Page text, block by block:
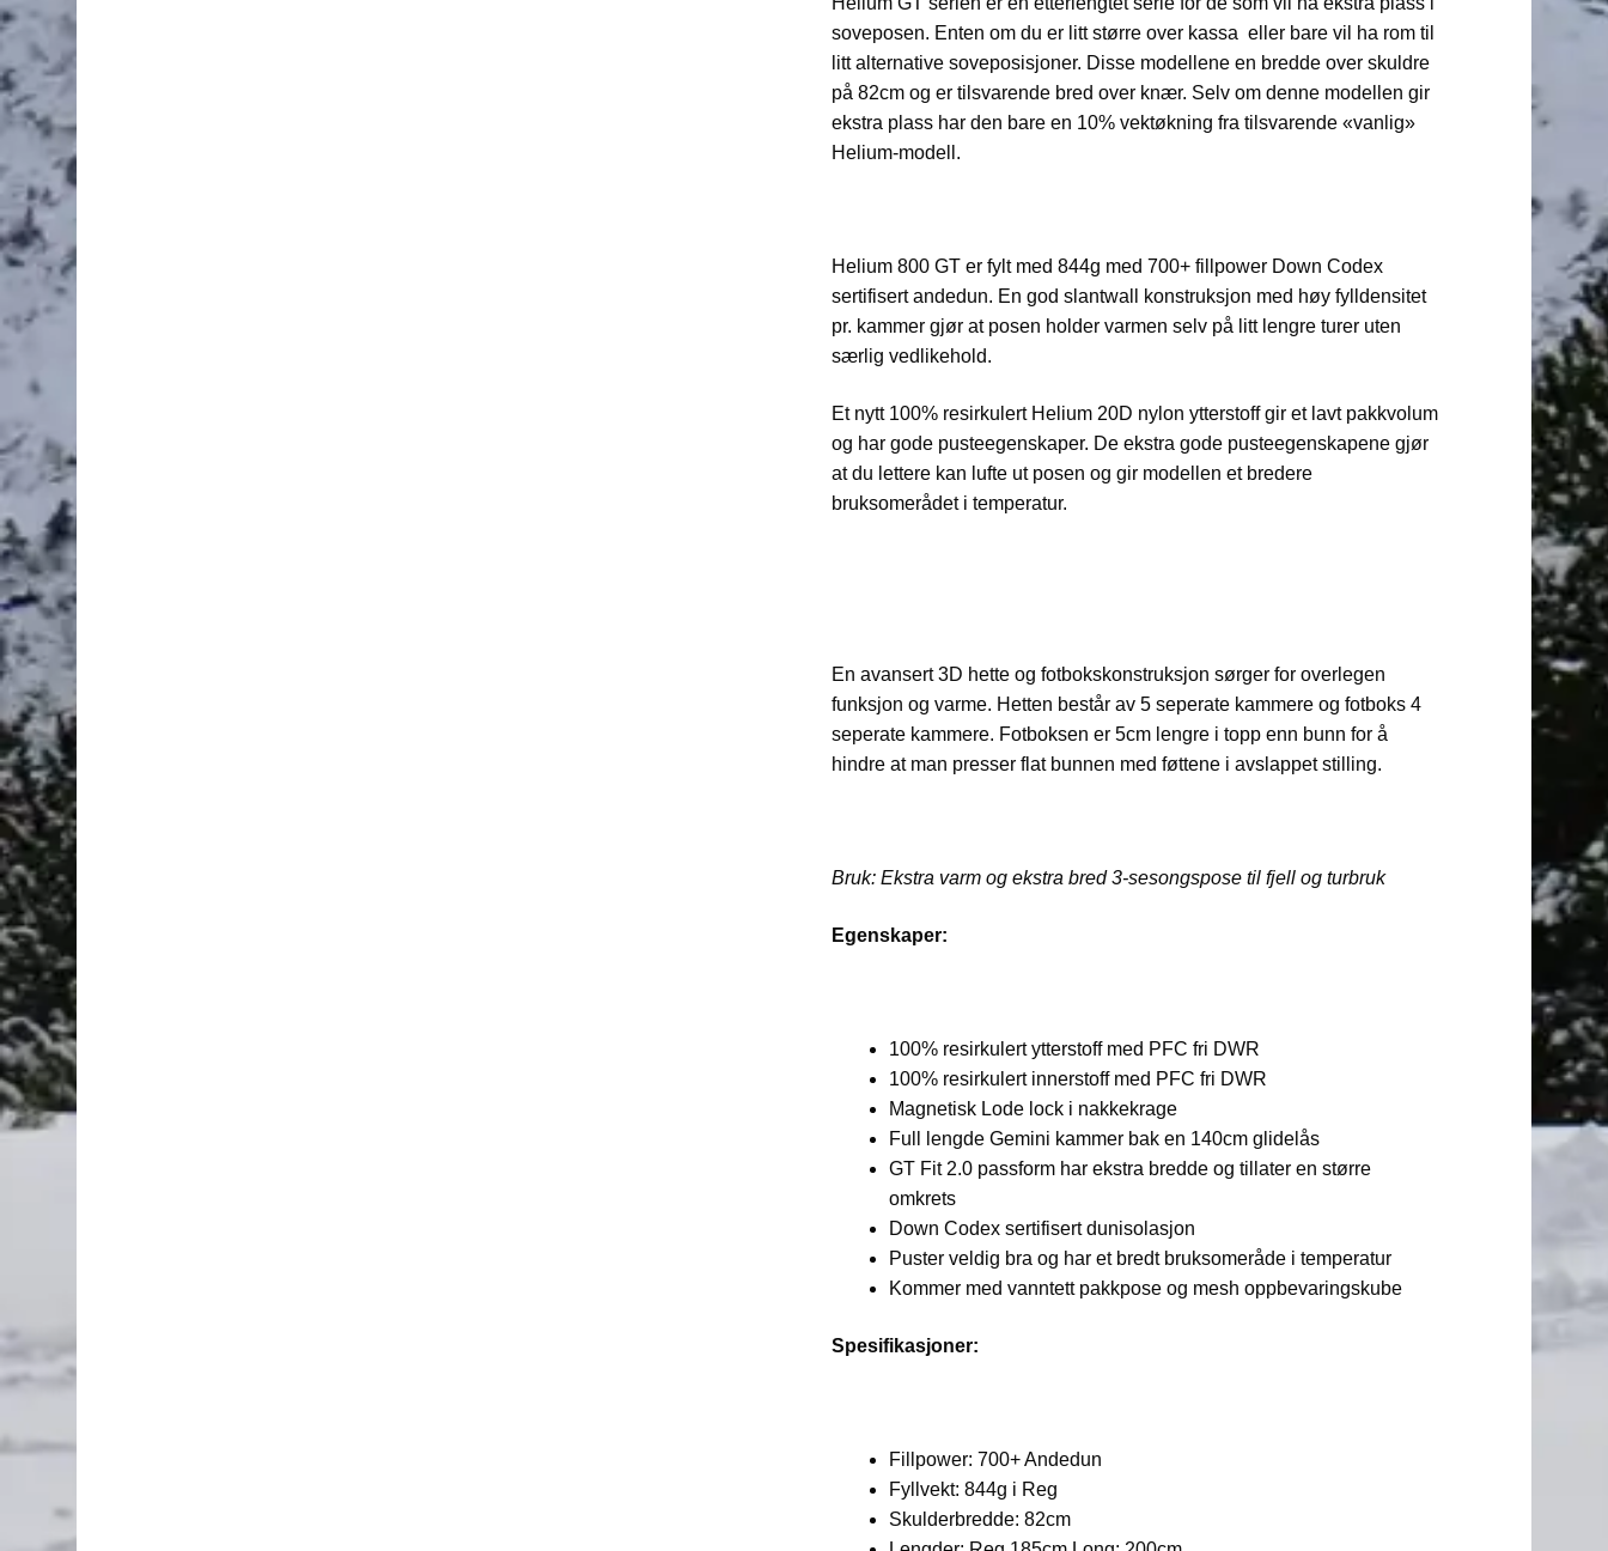
soveposen. Enten om du er litt større over kassa eller bare vil ha rom til
litt alternative soveposisjoner. Disse modellene en bredde over skuldre
på 82cm og er tilsvarende bred over knær. Selv om denne modellen gir
ekstra plass har den bare en 10% vektøkning fra tilsvarende «vanlig»
Helium-modell.
Helium 800 GT er fylt med 844g med 700+ fillpower Down Codex
sertifisert andedun. En god slantwall konstruksjon med høy fylldensitet
pr. kammer gjør at posen holder varmen selv på litt lengre turer uten
særlig vedlikehold.
Et nytt 100% resirkulert Helium 20D nylon ytterstoff gir et lavt pakkvolum
og har gode pusteegenskaper. De ekstra gode pusteegenskapene gjør
at du lettere kan lufte ut posen og gir modellen et bredere
bruksomerådet i temperatur.
En avansert 3D hette og fotbokskonstruksjon sørger for overlegen
funksjon og varme. Hetten består av 5 seperate kammere og fotboks 4
seperate kammere. Fotboksen er 5cm lengre i topp enn bunn for å
hindre at man presser flat bunnen med føttene i avslappet stilling.
Bruk: Ekstra varm og ekstra bred 3-sesongspose til fjell og turbruk
Egenskaper:
100% resirkulert ytterstoff med PFC fri DWR
100% resirkulert innerstoff med PFC fri DWR
Magnetisk Lode lock i nakkekrage
Full lengde Gemini kammer bak en 140cm glidelås
GT Fit 2.0 passform har ekstra bredde og tillater en større
omkrets
Down Codex sertifisert dunisolasjon
Puster veldig bra og har et bredt bruksomeråde i temperatur
Kommer med vanntett pakkpose og mesh oppbevaringskube
Spesifikasjoner:
Fillpower: 700+ Andedun
Fyllvekt: 844g i Reg
Skulderbredde: 82cm